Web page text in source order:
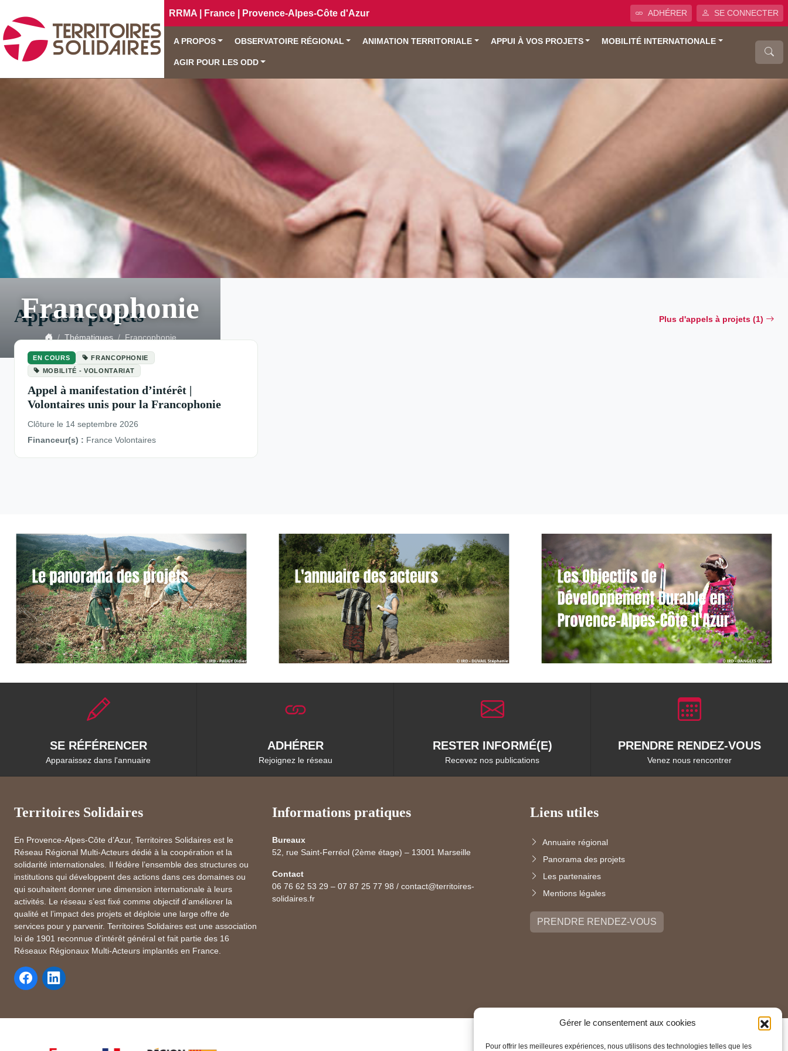
Gérer le consentement aux cookies
Pour offrir les meilleures expériences, nous utilisons des technologies telles que les
RRMA | France | Provence-Alpes-Côte d'Azur ADHÉRER SE CONNECTER
A PROPOS OBSERVATOIRE RÉGIONAL ANIMATION TERRITORIALE APPUI À VOS PROJETS MOBILITÉ INTERNATIONALE
AGIR POUR LES ODD
Francophonie
Thématiques Francophonie
Appels à projets Plus d'appels à projets (1)
EN COURS
FRANCOPHONIE
MOBILITÉ - VOLONTARIAT
Appel à manifestation d’intérêt |
Volontaires unis pour la Francophonie
Clôture le 14 septembre 2026
Financeur(s) : France Volontaires
SE RÉFÉRENCER
Apparaissez dans l'annuaire
ADHÉRER
Rejoignez le réseau
RESTER INFORMÉ(E)
Recevez nos publications
PRENDRE RENDEZ-VOUS
Venez nous rencontrer
Territoires Solidaires
En Provence-Alpes-Côte d’Azur, Territoires Solidaires est le
Réseau Régional Multi-Acteurs dédié à la coopération et la
solidarité internationales. Il fédère l’ensemble des structures ou
institutions qui développent des actions dans ces domaines ou
qui souhaitent donner une dimension internationale à leurs
activités. Le réseau s’est fixé comme objectif d’améliorer la
qualité et l’impact des projets et déploie une large offre de
services pour y parvenir. Territoires Solidaires est une association
loi de 1901 reconnue d’intérêt général et fait partie des 16
Réseaux Régionaux Multi-Acteurs implantés en France.
Informations pratiques
Bureaux
52, rue Saint-Ferréol (2ème étage) – 13001 Marseille
Contact
06 76 62 53 29 – 07 87 25 77 98 / contact@territoires-
solidaires.fr
Liens utiles
Annuaire régional
Panorama des projets
Les partenaires
Mentions légales
PRENDRE RENDEZ-VOUS